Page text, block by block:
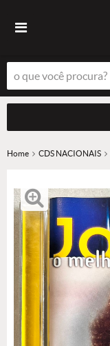
Home CDS NACIONAIS